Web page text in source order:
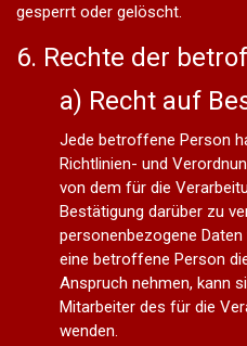
gesperrt oder gelöscht.
6. Rechte der
a) Recht auf
Jede betroffene Person
Richtlinien- und
von dem für die
Bestätigung darüber zu
personenbezogene
eine betroffene Person
Anspruch nehmen, kann
Mitarbeiter des für die
wenden.